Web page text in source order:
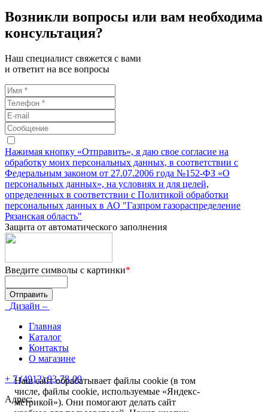
Возникли вопросы или вам необходима
консультация?
Наш специалист свяжется с вами
и ответит на все вопросы
Нажимая кнопку «Отправить», я даю свое согласие на
обработку моих персональных данных, в соответствии с
Федеральным законом от 27.07.2006 года №152-ФЗ «О
персональных данных», на условиях и для целей,
определенных в соответствии с Политикой обработки
персональных данных в АО "Газпром газораспределение
Рязанская область"
Защита от автоматического заполнения
Введите символы с картинки*
Дизайн –
Главная
Каталог
Контакты
О магазине
+ 7 (4912) 93-78-09
Адрес:
Наш сайт обрабатывает файлы cookie (в том
числе, файлы cookie, используемые «Яндекс-
метрикой»). Они помогают делать сайт